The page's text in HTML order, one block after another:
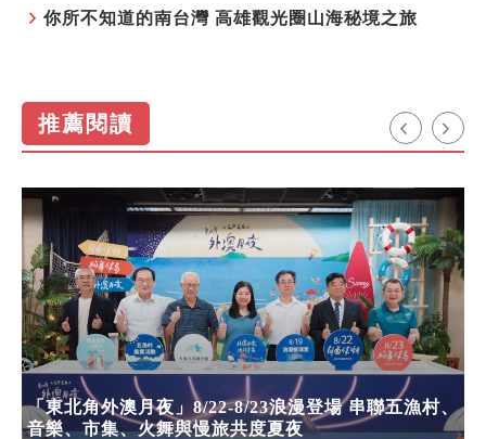
你所不知道的南台灣 高雄觀光圈山海秘境之旅
推薦閱讀
「東北角外澳月夜」8/22-8/23浪漫登場 串聯五漁村、
音樂、市集、火舞與慢旅共度夏夜